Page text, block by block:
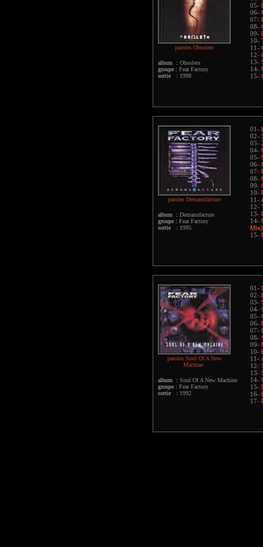
paroles Obsolete
album : Obsolete
groupe : Fear Factory
sortie : 1998
05-
06-
07-
08-
09-
10-
11-
12-
13-
14-
15-
paroles Demanufacture
album : Demanufacture
groupe : Fear Factory
sortie : 1995
01-
02-
03-
04-
05-
06-
07-
08-
09-
10-
11-
12-
13-
14-
Mix)
15-
paroles Soul Of A New
Machine
album : Soul Of A New Machine
groupe : Fear Factory
sortie : 1992
01-
02-
03-
04-
05-
06-
07-
08-
09-
10-
11-
12-
13-
14-
15-
16-
17-